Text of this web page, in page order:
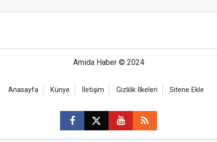
Amida Haber © 2024
Anasayfa Künye İletişim Gizlilik İlkeleri Sitene Ekle